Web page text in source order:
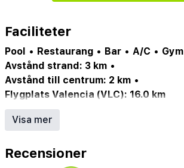
Faciliteter
Pool • Restaurang • Bar • A/C • Gym
Avstånd strand: 3 km •
Avstånd till centrum: 2 km •
Flygplats Valencia (VLC): 16.0 km
Pool (ev. säsongsöppen)
Restaurang•
Hotellbar
Visa mer
Recensioner